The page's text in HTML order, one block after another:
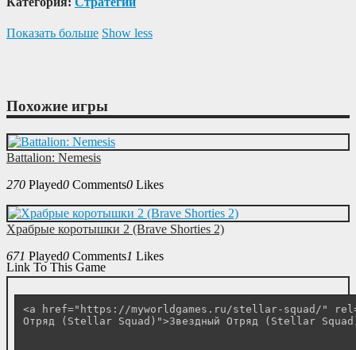
Link To This Game
Показать больше Show less
Похожие игры
Battalion: Nemesis
270 Played0 Comments0 Likes
Храбрые коротышки 2 (Brave Shorties 2)
671 Played0 Comments1 Likes